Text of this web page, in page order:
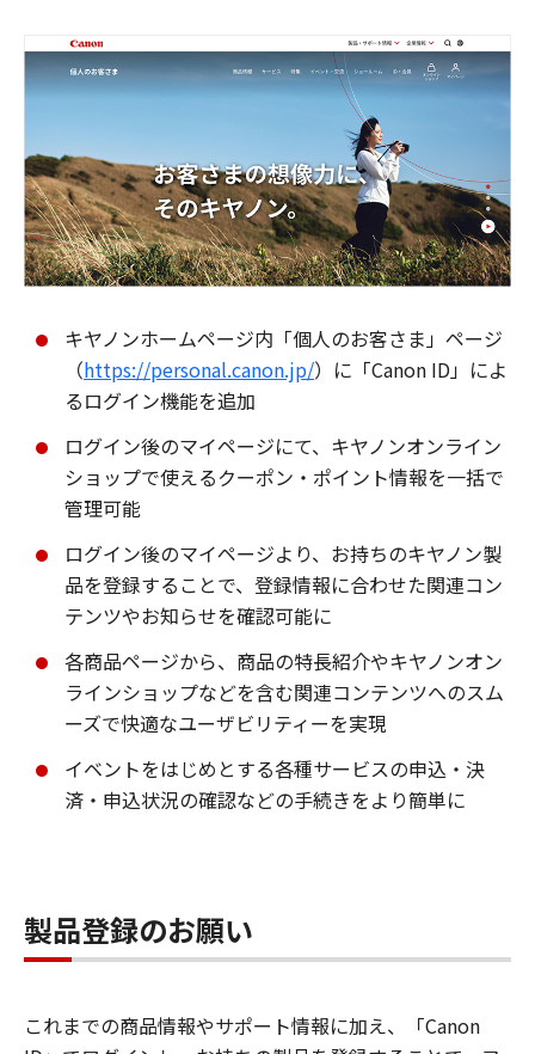
キヤノンホームページ内「個人のお客さま」ページ
（https://personal.canon.jp/）に「Canon ID」によ
るログイン機能を追加
ログイン後のマイページにて、キヤノンオンライン
ショップで使えるクーポン・ポイント情報を一括で
管理可能
ログイン後のマイページより、お持ちのキヤノン製
品を登録することで、登録情報に合わせた関連コン
テンツやお知らせを確認可能に
各商品ページから、商品の特長紹介やキヤノンオン
ラインショップなどを含む関連コンテンツへのスム
ーズで快適なユーザビリティーを実現
イベントをはじめとする各種サービスの申込・決
済・申込状況の確認などの手続きをより簡単に
製品登録のお願い
これまでの商品情報やサポート情報に加え、「Canon